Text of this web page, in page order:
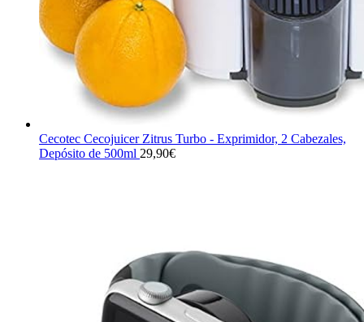
Cecotec Cecojuicer Zitrus Turbo - Exprimidor, 2 Cabezales,
Depósito de 500ml 29,90€